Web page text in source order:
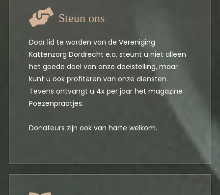
Steun ons
Door lid te worden van de Vereniging
Kattenzorg Dordrecht e.o. steunt u niet alleen
het goede doel van onze doelstelling, maar
kunt u ook profiteren van onze diensten.
Tevens ontvangt u 4x per jaar het magazine
Poezenpraatjes.
Donateurs zijn ook van harte welkom.